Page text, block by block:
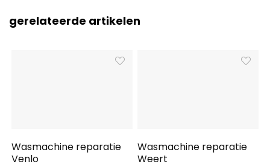
gerelateerde artikelen
Wasmachine reparatie
Venlo
Wasmachine reparatie
Weert